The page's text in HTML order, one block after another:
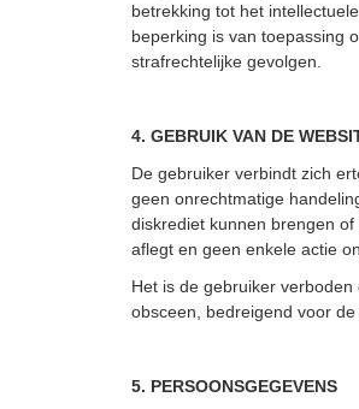
betrekking tot het
beperking is van toepassing
strafrechtelijke gevolgen.
4. GEBRUIK VAN DE
De gebruiker verbindt zich
geen onrechtmatige
diskrediet kunnen brengen
aflegt en geen enkele actie
Het is de gebruiker
obsceen, bedreigend voor
5. PERSOONSGEGEVENS